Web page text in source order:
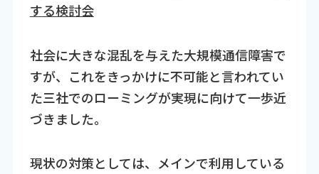
する検討会
社会に大きな混乱を与えた大規模通信障害で
すが、これをきっかけに不可能と言われてい
た三社でのローミングが実現に向けて一歩近
づきました。
現状の対策としては、メインで利用している